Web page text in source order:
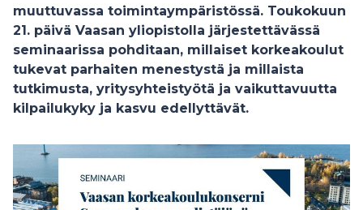
muuttuvassa toimintaympäristössä. Toukokuun
21. päivä Vaasan yliopistolla järjestettävässä
seminaarissa pohditaan, millaiset korkeakoulut
tukevat parhaiten menestystä ja millaista
tutkimusta, yritysyhteistyötä ja vaikuttavuutta
kilpailukyky ja kasvu edellyttävät.